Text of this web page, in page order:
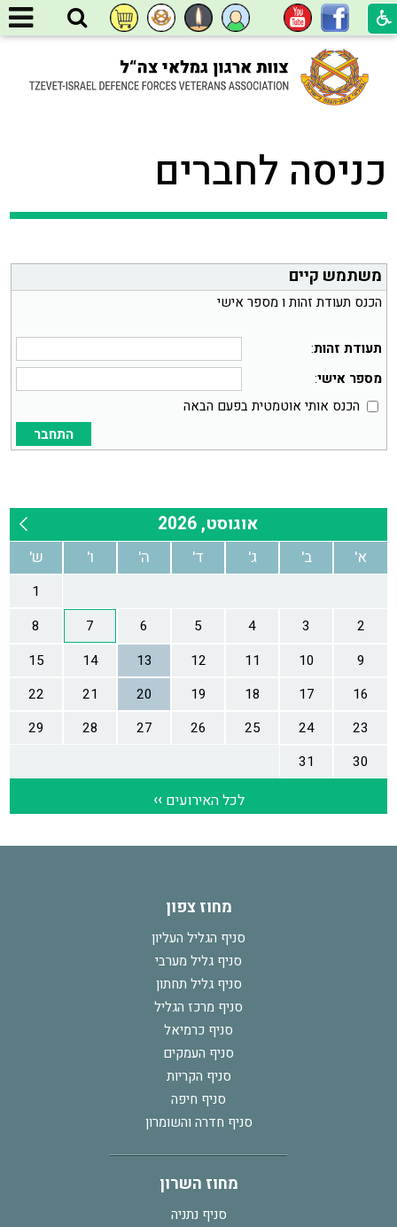
כניסה לחברים
משתמש קיים
הכנס תעודת זהות ו מספר אישי
תעודת זהות:
מספר אישי:
הכנס אותי אוטמטית בפעם הבאה
מחוז צפון
סניף הגליל העליון
סניף גליל מערבי
סניף גליל תחתון
סניף מרכז הגליל
סניף כרמיאל
סניף העמקים
סניף הקריות
סניף חיפה
סניף חדרה והשומרון
מחוז השרון
סניף נתניה